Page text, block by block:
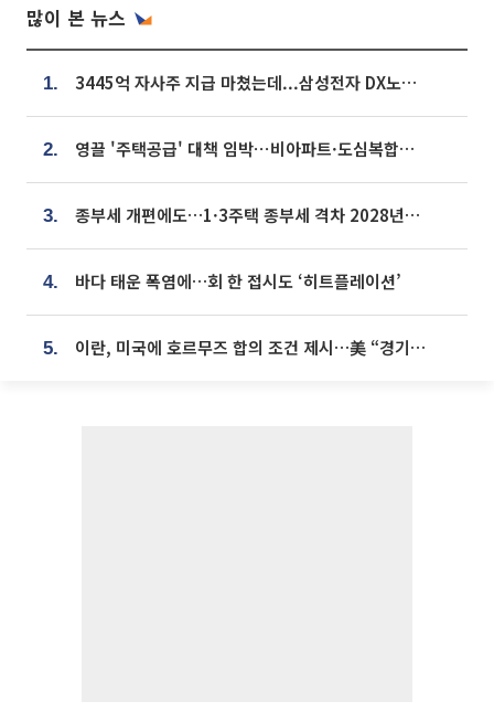
많이 본 뉴스
1. 3445억 자사주 지급 마쳤는데...삼성전자 DX노조, 뒤늦은 '떼쓰기 집회'
2. 영끌 '주택공급' 대책 임박⋯비아파트·도심복합까지 총동원
3. 종부세 개편에도…1·3주택 종부세 격차 2028년부터 확대
4. 바다 태운 폭염에…회 한 접시도 ‘히트플레이션’
5. 이란, 미국에 호르무즈 합의 조건 제시…美 “경기 아직 안 끝나” [종합]